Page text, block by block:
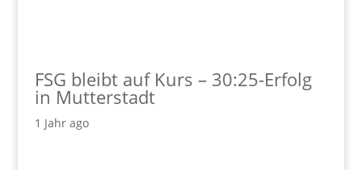
FSG bleibt auf Kurs – 30:25-Erfolg
in Mutterstadt
1 Jahr ago